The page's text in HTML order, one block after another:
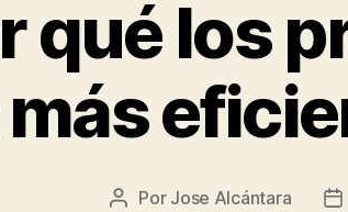
qué los
Autor
Por Jose Alcántara